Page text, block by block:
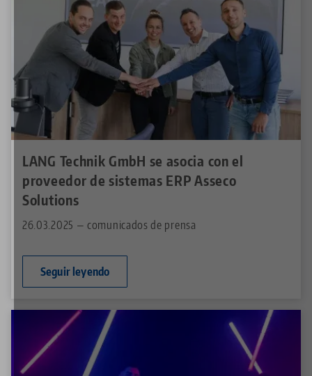
LANG Technik GmbH se asocia con el
proveedor de sistemas ERP Asseco
Solutions
26.03.2025 — comunicados de prensa
Seguir leyendo